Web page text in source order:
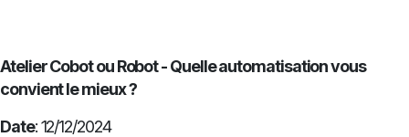
Atelier Cobot ou Robot - Quelle automatisation vous
convient le mieux ?
Date: 12/12/2024